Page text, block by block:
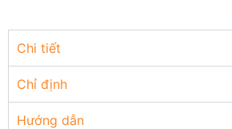
Chi tiết
Chỉ định
Hướng dẫn